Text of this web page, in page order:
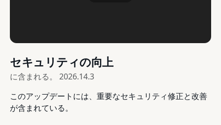
セキュリティの向上
に含まれる。 2026.14.3
このアップデートには、重要なセキュリティ修正と改善
が含まれている。